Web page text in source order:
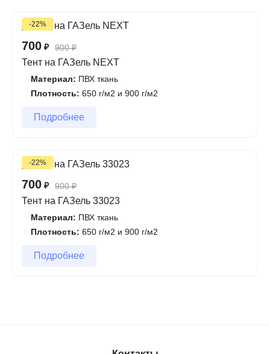
-22%
700 ₽ 900₽
Тент на ГАЗель NEXT
Материал: ПВХ ткань
Плотность: 650 г/м2 и 900 г/м2
Подробнее
-22%
700 ₽ 900₽
Тент на ГАЗель 33023
Материал: ПВХ ткань
Плотность: 650 г/м2 и 900 г/м2
Подробнее